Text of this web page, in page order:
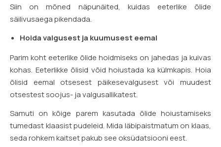
Siin on mõned näpunäited, kuidas eeterlike õlide
säilivusaega pikendada.
Hoida valgusest ja kuumusest eemal
Parim koht eeterlike õlide hoidmiseks on jahedas ja kuivas
kohas. Eeterlikke õlisid võid hoiustada ka külmkapis. Hoia
õlisid eemal otsesest päikesevalgusest või muudest
otsestest soojus- ja valgusallikatest.
Samuti on kõige parem kasutada õlide hoiustamiseks
tumedast klaasist pudeleid. Mida läbipaistmatum on klaas,
seda rohkem kaitset pakub see oksüdatsiooni eest.